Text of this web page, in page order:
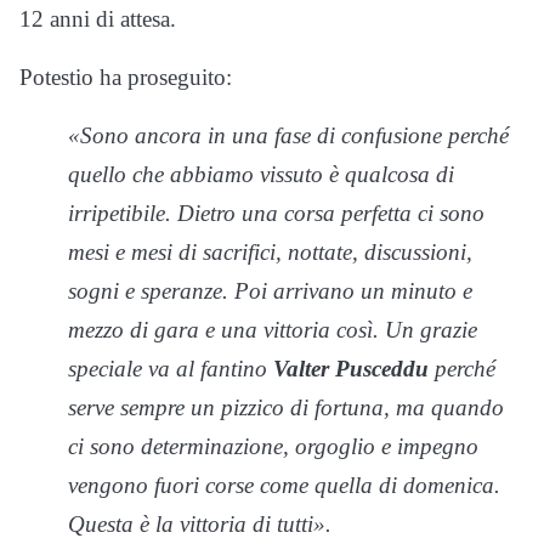
12 anni di attesa.
Potestio ha proseguito:
«Sono ancora in una fase di confusione perché
quello che abbiamo vissuto è qualcosa di
irripetibile. Dietro una corsa perfetta ci sono
mesi e mesi di sacrifici, nottate, discussioni,
sogni e speranze. Poi arrivano un minuto e
mezzo di gara e una vittoria così. Un grazie
speciale va al fantino Valter Pusceddu perché
serve sempre un pizzico di fortuna, ma quando
ci sono determinazione, orgoglio e impegno
vengono fuori corse come quella di domenica.
Questa è la vittoria di tutti».